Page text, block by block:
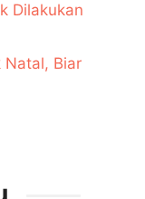
Dilakukan
Natal, Biar